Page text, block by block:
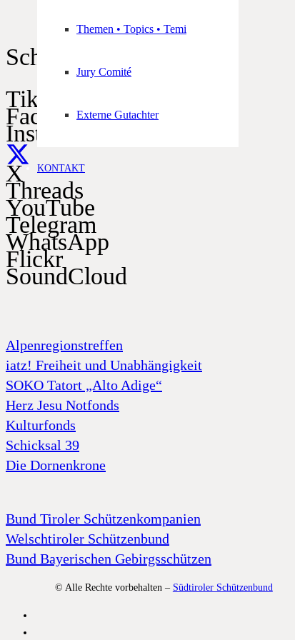
Themen • Topics • Temi
Jury Comité
Externe Gutachter
KONTAKT
Schützen im Netz
TikTok
Facebook
Instagram
X
Threads
YouTube
Telegram
WhatsApp
Flickr
SoundCloud
Alpenregionstreffen
iatz! Freiheit und Unabhängigkeit
SOKO Tatort „Alto Adige“
Herz Jesu Notfonds
Kulturfonds
Schicksal 39
Die Dornenkrone
Bund Tiroler Schützenkompanien
Welschtiroler Schützenbund
Bund Bayerischen Gebirgsschützen
© Alle Rechte vorbehalten – Südtiroler Schützenbund